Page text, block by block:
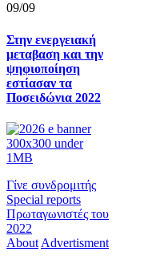
09/09
Στην ενεργειακή
μεταβαση και την
ψηφιοποίηση
εστίασαν τα
Ποσειδώνια 2022
Γίνε συνδρομιτής
Special reports
Πρωταγωνιστές του
2022
About Advertisment